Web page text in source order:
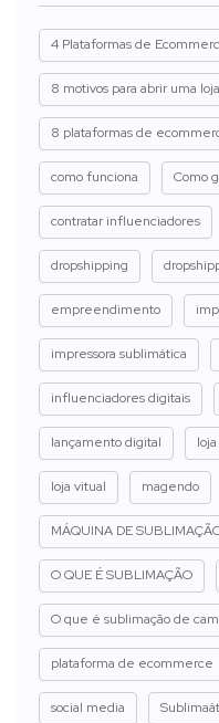
4 Plataformas de
8 motivos para abrir uma
8 plataformas de
como funciona Como
contratar influenciadores
dropshipping
empreendimento
impressora sublimática
influenciadores digitais
lançamento digital
loja vitual magendo
MÁQUINA DE
O QUE É SUBLIMAÇÃO
O que é sublimação de
plataforma de ecommerce
social media